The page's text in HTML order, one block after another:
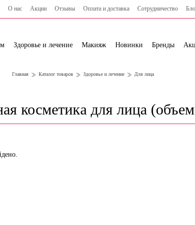
О нас Акции Отзывы Оплата и доставка Сотрудничество
Здоровье и лечение Макияж Новинки Бренды
Главная Каталог товаров Здоровье и лечение Для лица
косметика для лица